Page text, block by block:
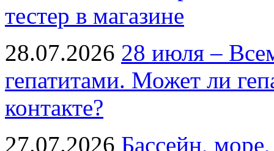
тестер в магазине
28.07.2026 28 июля –
гепатитами. Может ли
контакте?
27.07.2026 Бассейн,